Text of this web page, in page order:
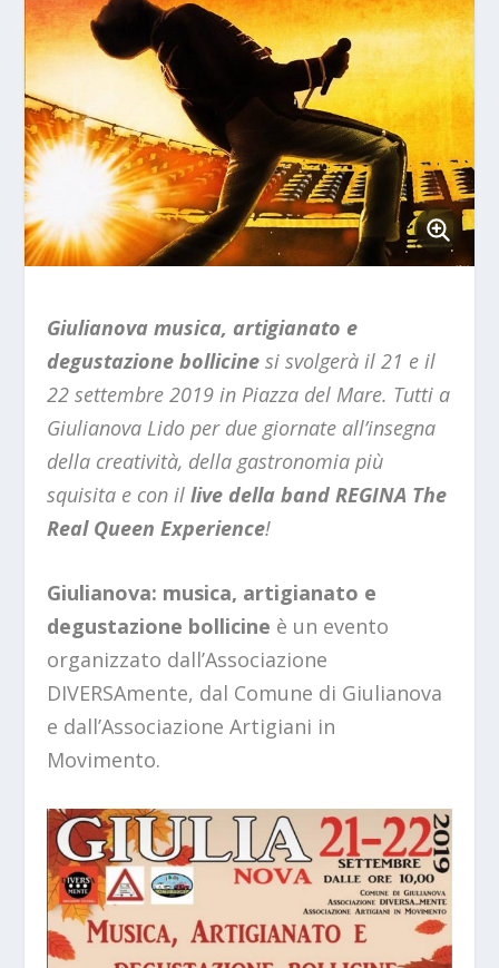
Giulianova musica, artigianato e
degustazione bollicine si svolgerà il 21 e il
22 settembre 2019 in Piazza del Mare. Tutti a
Giulianova Lido per due giornate all’insegna
della creatività, della gastronomia più
squisita e con illive della band REGINA The
Real Queen Experience!
Giulianova: musica, artigianato e
degustazione bollicine è un evento
organizzato dall’Associazione
DIVERSAmente, dal Comune di Giulianova
e dall’Associazione Artigiani in
Movimento.